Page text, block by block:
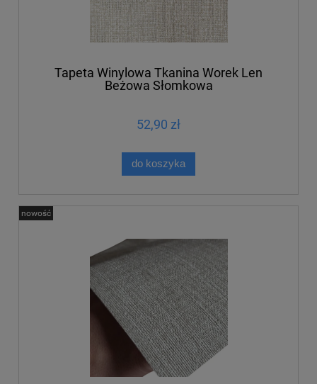
Tapeta Winylowa Tkanina Worek Len
Beżowa Słomkowa
52,90 zł
do koszyka
nowość